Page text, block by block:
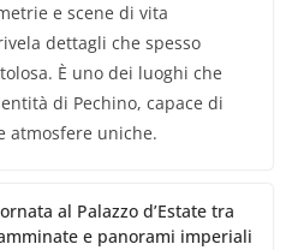
e scene di vita
dettagli che spesso
È uno dei luoghi che
di Pechino, capace di
atmosfere uniche.
al Palazzo d’Estate tra
e panorami imperiali